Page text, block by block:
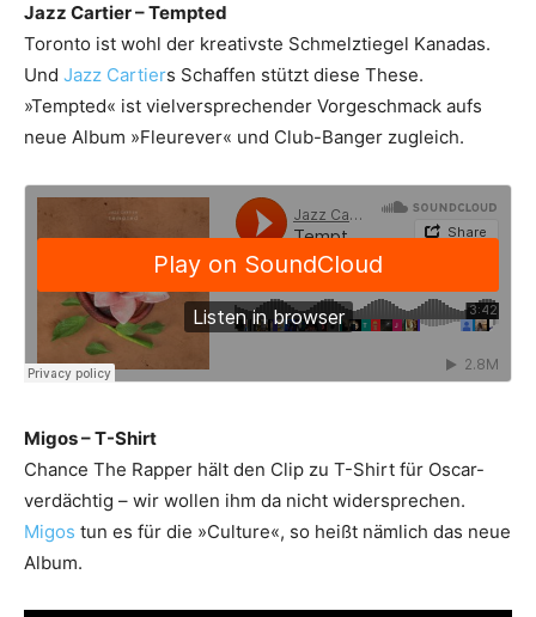
Jazz Cartier – Tempted
Toronto ist wohl der kreativste Schmelztiegel Kanadas.
Und Jazz Cartiers Schaffen stützt diese These.
»Tempted« ist vielversprechender Vorgeschmack aufs
neue Album »Fleurever« und Club-Banger zugleich.
Migos – T-Shirt
Chance The Rapper hält den Clip zu T-Shirt für Oscar-
verdächtig – wir wollen ihm da nicht widersprechen.
Migos tun es für die »Culture«, so heißt nämlich das neue
Album.